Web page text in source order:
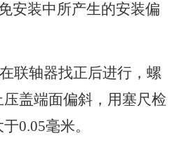
安装中所产生的安装偏
联轴器找正后进行，螺
盖端面偏斜，用塞尺检
0.05毫米。